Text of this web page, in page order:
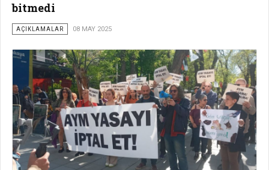
bitmedi
AÇIKLAMALAR 08 MAY 2025